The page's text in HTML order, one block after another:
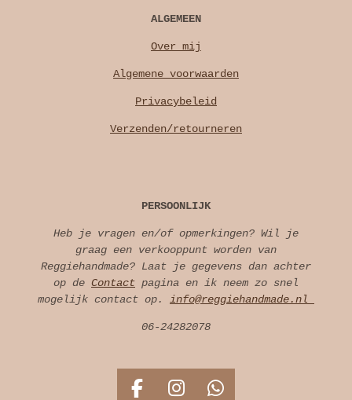
ALGEMEEN
Over mij
Algemene voorwaarden
Privacybeleid
Verzenden/retourneren
PERSOONLIJK
Heb je vragen en/of opmerkingen? Wil je
graag een verkooppunt worden van
Reggiehandmade? Laat je gegevens dan achter
op de Contact pagina en ik neem zo snel
mogelijk contact op. info@reggiehandmade.nl
06-24282078
F I W